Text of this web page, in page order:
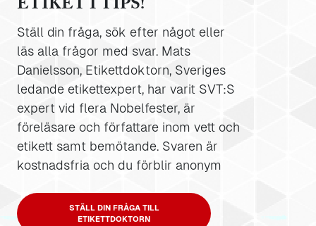
ETIKETTTIPS!
Ställ din fråga, sök efter något eller
läs alla frågor med svar. Mats
Danielsson, Etikettdoktorn, Sveriges
ledande etikettexpert, har varit SVT:S
expert vid flera Nobelfester, är
föreläsare och författare inom vett och
etikett samt bemötande. Svaren är
kostnadsfria och du förblir anonym
STÄLL DIN FRÅGA TILL
ETIKETTDOKTORN